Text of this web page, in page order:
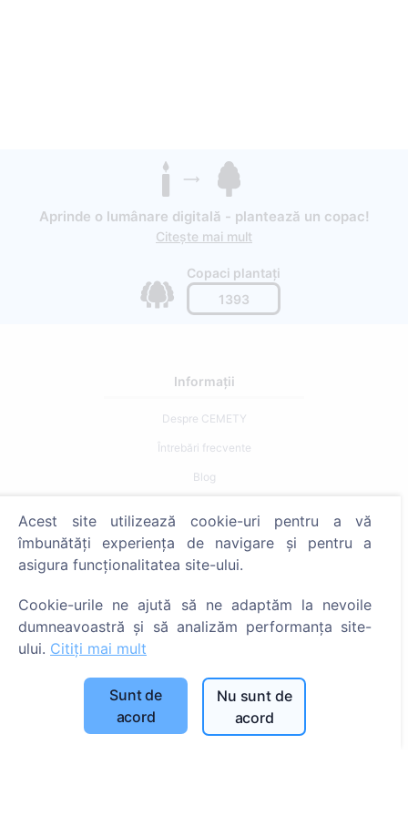
Aprinde o lumânare digitală - plantează un copac!
Citește mai mult
Copaci plantați
1393
Informații
Despre CEMETY
Întrebări frecvente
Blog
Politica de confidențialitate
Politica de plăți
Caută
Caută cimitire
Servicii
Acest site utilizează cookie-uri pentru a vă
îmbunătăți experiența de navigare și pentru a
asigura funcționalitatea site-ului.
Cookie-urile ne ajută să ne adaptăm la nevoile
dumneavoastră și să analizăm performanța site-
ului. Citiți mai mult
Sunt de
acord
Nu sunt de
acord